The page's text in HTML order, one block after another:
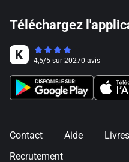
Téléchargez
4,5/5 sur 20270 avis
Contact Aide Livres
Recrutement